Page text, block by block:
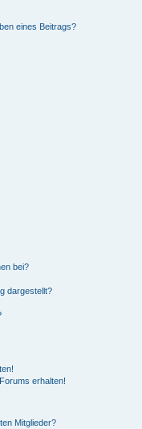
eines Beitrags?
bei?
dargestellt?
erhalten!
Mitglieder?